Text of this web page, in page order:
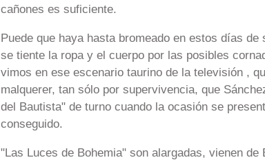
cañones es suficiente.
Puede que haya hasta bromeado en estos días
se tiente la ropa y el cuerpo por las posibles
vimos en ese escenario taurino de la televisión ,
malquerer, tan sólo por supervivencia, que
del Bautista" de turno cuando la ocasión se
conseguido.
"Las Luces de Bohemia" son alargadas, vienen